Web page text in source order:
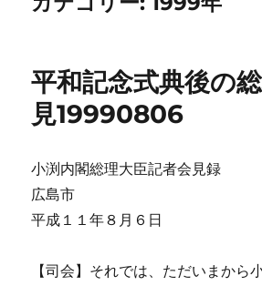
平和記念式典後の
見19990806
小渕内閣総理大臣記者会見録
広島市
平成１１年８月６日
【司会】それでは、ただいまから